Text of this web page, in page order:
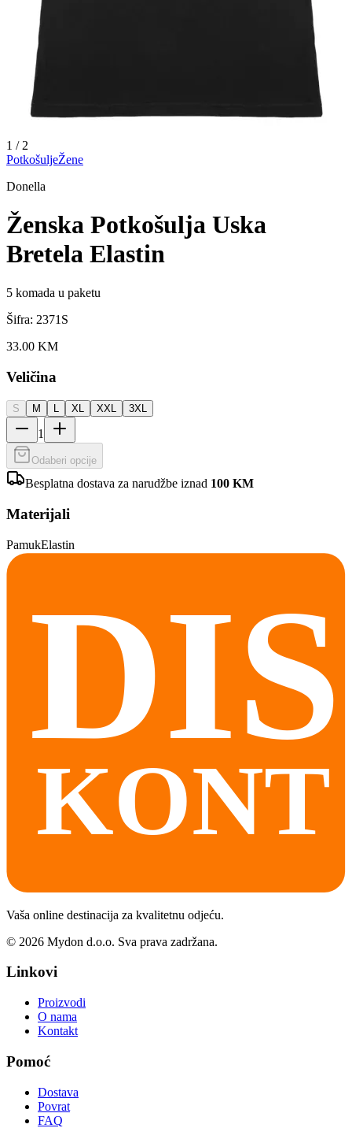
1 / 2
PotkošuljeŽene
Donella
Ženska Potkošulja Uska
Bretela Elastin
5 komada u paketu
Šifra: 2371S
33.00 KM
Veličina
S M L XL XXL 3XL
1
Odaberi opcije
Besplatna dostava za narudžbe iznad 100 KM
Materijali
PamukElastin
Vaša online destinacija za kvalitetnu odjeću.
© 2026 Mydon d.o.o. Sva prava zadržana.
Linkovi
Proizvodi
O nama
Kontakt
Pomoć
Dostava
Povrat
FAQ